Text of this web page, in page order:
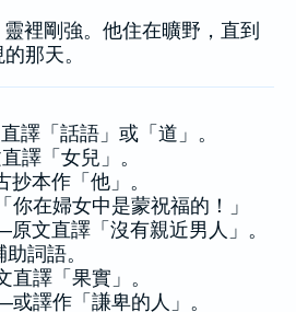
裡剛強。他住在曠野，直到
那天。
「話語」或「道」。
譯「女兒」。
本作「他」。
你在婦女中是蒙祝福的！」
文直譯「沒有親近男人」。
詞語。
譯「果實」。
譯作「謙卑的人」。